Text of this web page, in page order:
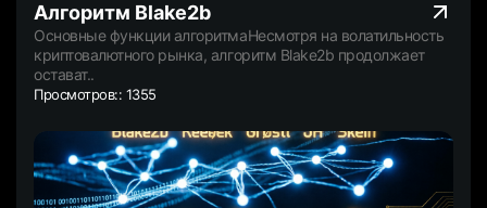
Алгоритм Blake2b
Основные функции алгоритмаНесмотря на волатильность
криптовалютного рынка, алгоритм Blake2b продолжает
остават..
Просмотров:: 1355